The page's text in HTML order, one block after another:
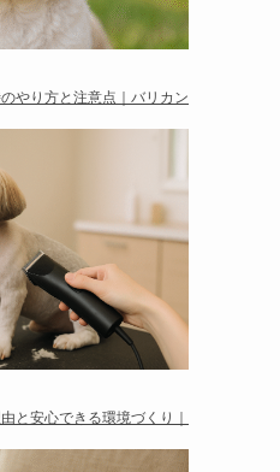
やり方と注意点｜バリカン
と安心できる環境づくり｜